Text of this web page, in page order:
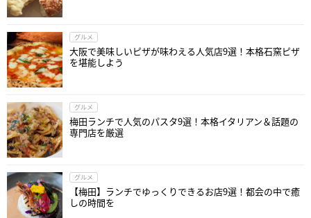
グルメ
大阪で美味しいピザが味わえる人気店9選！本格石窯ピザ
を堪能しよう
グルメ
梅田ランチで人気のパスタ9選！本格イタリアン＆話題の
専門店を厳選
グルメ
【梅田】ランチでゆっくりできるお店9選！都会の中で癒
しの時間を